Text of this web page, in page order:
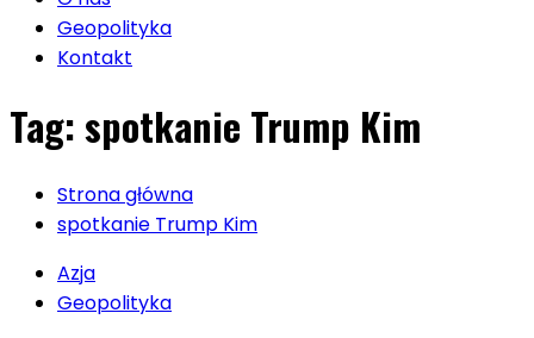
Geopolityka
Kontakt
Tag:spotkanie Trump Kim
Strona główna
spotkanie Trump Kim
Azja
Geopolityka